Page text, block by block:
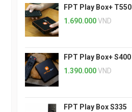
FPT Play Box+ T550
1.690.000VND
FPT Play Box+ S400
1.390.000VND
FPT Play Box S335